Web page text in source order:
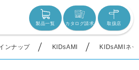
製品一覧 カタログ請求 取扱店
ンナップ KIDsAMI KIDsAMIネ